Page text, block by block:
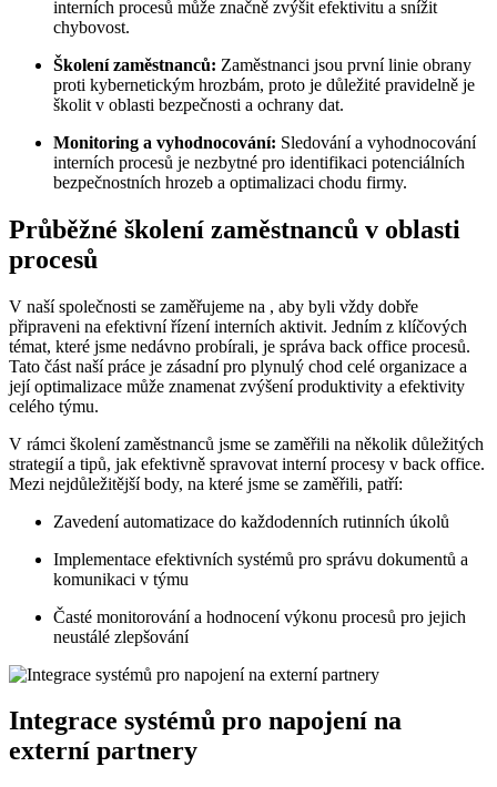
interních procesů může značně zvýšit efektivitu a snížit
chybovost.
Školení zaměstnanců: Zaměstnanci jsou první linie obrany
proti kybernetickým hrozbám, proto je důležité pravidelně je
školit v oblasti bezpečnosti a ochrany dat.
Monitoring a vyhodnocování: Sledování a vyhodnocování
interních procesů je nezbytné pro identifikaci potenciálních
bezpečnostních hrozeb a optimalizaci chodu firmy.
Průběžné školení zaměstnanců v oblasti
procesů
V naší společnosti se zaměřujeme na , aby byli vždy dobře
připraveni na efektivní řízení interních aktivit. Jedním z klíčových
témat, které jsme nedávno probírali, je správa back office procesů.
Tato část naší práce je zásadní pro plynulý chod celé organizace a
její optimalizace může znamenat zvýšení produktivity a efektivity
celého týmu.
V rámci školení zaměstnanců jsme se zaměřili na několik důležitých
strategií a tipů, jak efektivně spravovat interní procesy v back office.
Mezi nejdůležitější body, na které jsme se zaměřili, patří:
Zavedení automatizace do každodenních rutinních úkolů
Implementace efektivních systémů pro správu dokumentů a
komunikaci v týmu
Časté monitorování a hodnocení výkonu procesů pro jejich
neustálé zlepšování
Integrace systémů pro napojení na
externí partnery